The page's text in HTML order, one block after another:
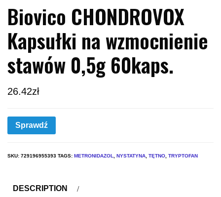
Biovico CHONDROVOX
Kapsułki na wzmocnienie
stawów 0,5g 60kaps.
26.42zł
Sprawdź
SKU: 729196955393 TAGS: METRONIDAZOL NYSTATYNA TĘTNO TRYPTOFAN
DESCRIPTION